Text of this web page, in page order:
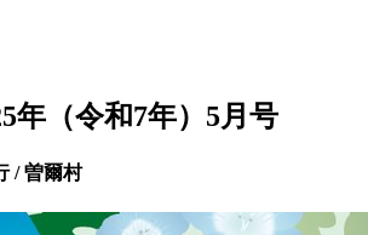
年（令和7年）5月号
/ 曽爾村